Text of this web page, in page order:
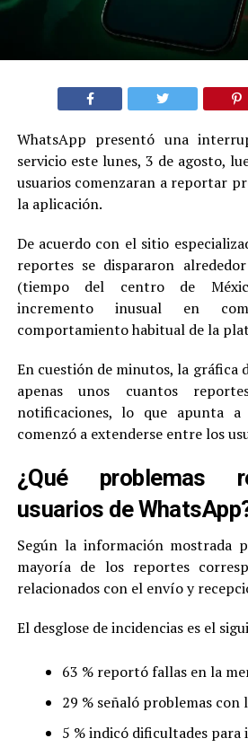
WhatsApp presentó una
servicio este lunes, 3 de agosto,
usuarios comenzaran a reportar
la aplicación.
De acuerdo con el sitio
reportes se dispararon
(tiempo del centro de
incremento inusual en
comportamiento habitual de la
En cuestión de minutos, la gráfica
apenas unos cuantos
notificaciones, lo que apunta a
comenzó a extenderse entre los
¿Qué problemas
usuarios de
Según la información mostrada
mayoría de los reportes
relacionados con el envío y
El desglose de incidencias es el
63 % reportó fallas en la
29 % señaló problemas con
5 % indicó dificultades para